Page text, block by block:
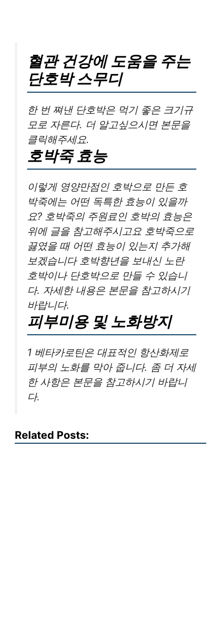
혈관 건강에 도움을 주는
단호박 스무디
한 번 쪄낸 단호박은 먹기 좋은 크기규
모로 자른다. 더 알고싶으시면 본문을
클릭해주세요.
호박죽 효능
이렇게 영양만점인 호박으로 만든 호
박죽에는 어떤 독특한 효능이 있을까
요? 호박죽의 주원료인 호박의 효능은
위에 글을 참고해주시고요 호박죽으로
끓였을 때 어떤 효능이 있는지 추가해
보겠습니다 호박향년을 보내신 노란
호박이나 단호박으로 만들 수 있습니
다. 자세한 내용은 본문을 참고하시기
바랍니다.
피부미용 및 노화방지
1 베타카로틴은 대표적인 항산화제로
피부의 노화를 막아 줍니다. 좀 더 자세
한 사항은 본문을 참고하시기 바랍니
다.
Related Posts: